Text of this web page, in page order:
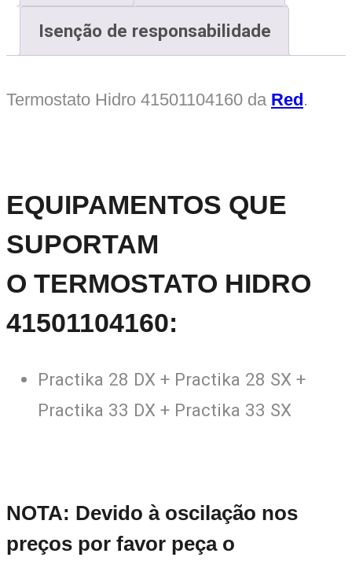
Isenção de responsabilidade
Termostato Hidro 41501104160 da Red .
EQUIPAMENTOS QUE
SUPORTAM
O TERMOSTATO HIDRO
41501104160:
Practika 28 DX + Practika 28 SX +
Practika 33 DX + Practika 33 SX
NOTA: Devido à oscilação nos
preços por favor peça o